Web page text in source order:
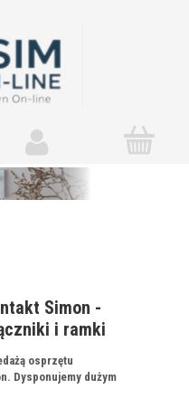
Simon -
i ramki
osprzętu
Dysponujemy dużym